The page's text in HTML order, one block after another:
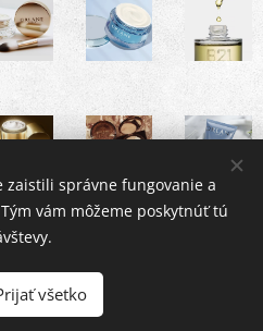
Bratislava
Cookies
zaistili správne fungovanie a
vám môžeme poskytnúť tú
všetko